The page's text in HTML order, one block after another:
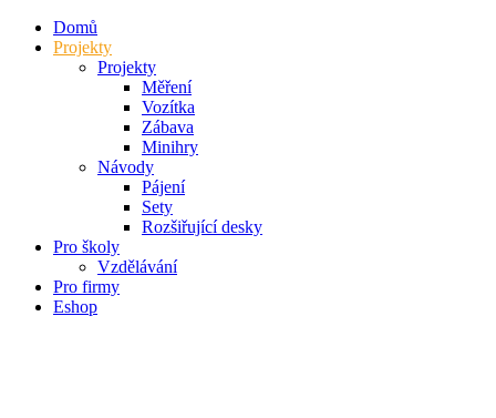
Domů
Projekty
Projekty
Měření
Vozítka
Zábava
Minihry
Návody
Pájení
Sety
Rozšiřující desky
Pro školy
Vzdělávání
Pro firmy
Eshop